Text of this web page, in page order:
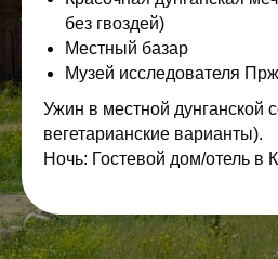
без гвоздей)
Местный базар
Музей исследователя
Ужин в местной дунганской
вегетарианские варианты).
Ночь: Гостевой дом/отель в